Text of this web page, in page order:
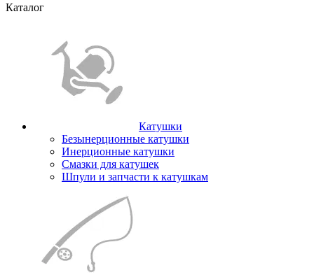
Каталог
Катушки
Безынерционные катушки
Инерционные катушки
Смазки для катушек
Шпули и запчасти к катушкам